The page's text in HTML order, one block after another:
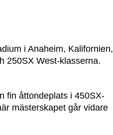
i Anaheim, Kalifornien,
250SX West-klasserna.
fin åttondeplats i 450SX-
mästerskapet går vidare